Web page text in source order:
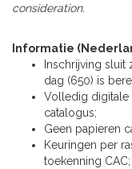
consideration.
Informatie
Inschrijving
dag (650) is
Volledig digitale
catalogus;
Geen papieren
Keuringen per
toekenning CAC;